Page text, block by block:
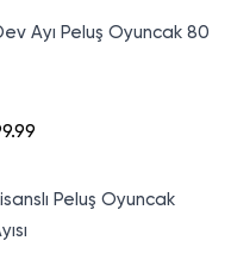
Ayı Peluş Oyuncak 80
Peluş Oyuncak